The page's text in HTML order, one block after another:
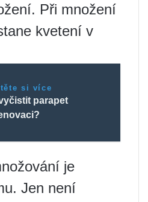
Při množení
kvetení v
si více
parapet
je
Jen není